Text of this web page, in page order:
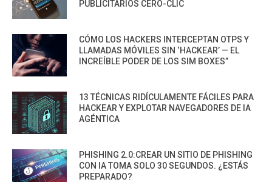
PUBLICITARIOS CERO-CLIC
CÓMO LOS HACKERS INTERCEPTAN OTPS Y
LLAMADAS MÓVILES SIN ‘HACKEAR’ — EL
INCREÍBLE PODER DE LOS SIM BOXES”
13 TÉCNICAS RIDÍCULAMENTE FÁCILES PARA
HACKEAR Y EXPLOTAR NAVEGADORES DE IA
AGÉNTICA
PHISHING 2.0:CREAR UN SITIO DE PHISHING
CON IA TOMA SOLO 30 SEGUNDOS. ¿ESTÁS
PREPARADO?